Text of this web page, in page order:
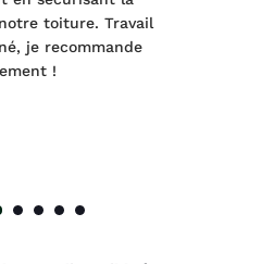
toiture. Travail
je recommande
!